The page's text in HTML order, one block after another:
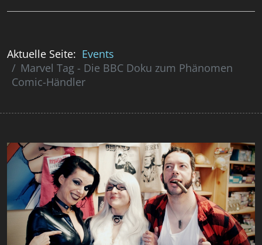
Aktuelle Seite: Events
Marvel Tag - Die BBC Doku zum Phänomen
Comic-Händler